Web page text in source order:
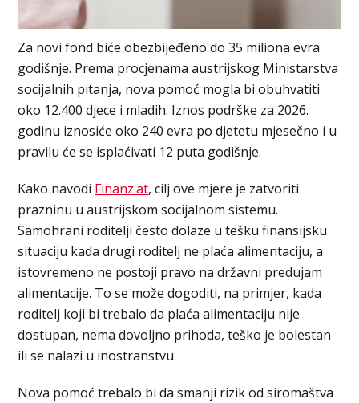
Za novi fond biće obezbijeđeno do 35 miliona evra
godišnje. Prema procjenama austrijskog Ministarstva
socijalnih pitanja, nova pomoć mogla bi obuhvatiti
oko 12.400 djece i mladih. Iznos podrške za 2026.
godinu iznosiće oko 240 evra po djetetu mjesečno i u
pravilu će se isplaćivati 12 puta godišnje.
Kako navodi Finanz.at, cilj ove mjere je zatvoriti
prazninu u austrijskom socijalnom sistemu.
Samohrani roditelji često dolaze u tešku finansijsku
situaciju kada drugi roditelj ne plaća alimentaciju, a
istovremeno ne postoji pravo na državni predujam
alimentacije. To se može dogoditi, na primjer, kada
roditelj koji bi trebalo da plaća alimentaciju nije
dostupan, nema dovoljno prihoda, teško je bolestan
ili se nalazi u inostranstvu.
Nova pomoć trebalo bi da smanji rizik od siromaštva